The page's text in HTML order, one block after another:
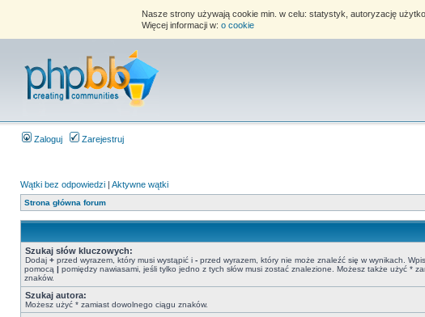
Nasze strony używają cookie min. w celu: statystyk, autoryzację
Więcej informacji w: o cookie
Zaloguj Zarejestruj
Wątki bez odpowiedzi | Aktywne wątki
Strona główna forum
Szukaj słów kluczowych:
Dodaj + przed wyrazem, który musi wystąpić i - przed wyrazem, który nie może znaleźć się w wynikach.
pomocą | pomiędzy nawiasami, jeśli tylko jedno z tych słów musi zostać znalezione. Możesz także użyć *
znaków.
Szukaj autora:
Możesz użyć * zamiast dowolnego ciągu znaków.